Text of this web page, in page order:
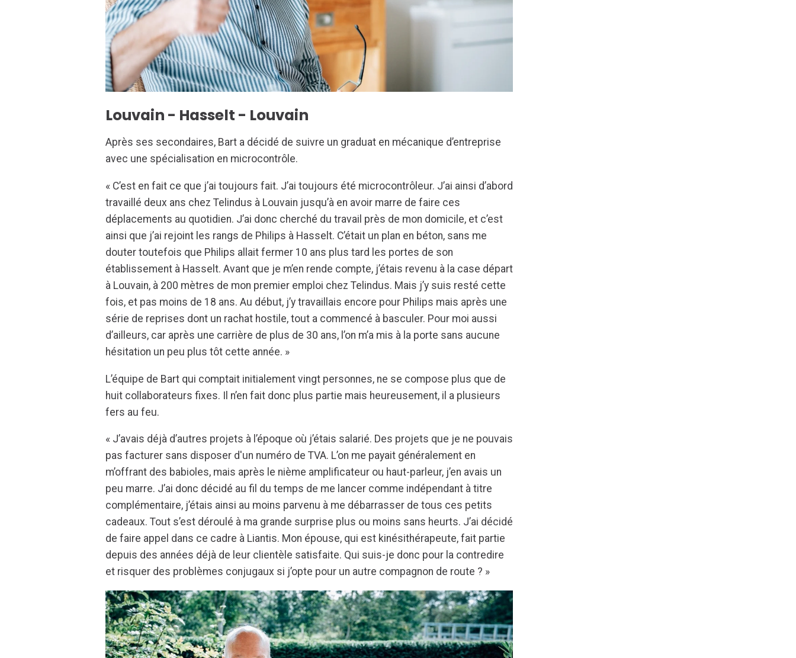
Louvain - Hasselt - Louvain
Après ses secondaires, Bart a décidé de suivre un graduat en mécanique d’entreprise
avec une spécialisation en microcontrôle.
« C’est en fait ce que j’ai toujours fait. J’ai toujours été microcontrôleur. J’ai ainsi d’abord
travaillé deux ans chez Telindus à Louvain jusqu’à en avoir marre de faire ces
déplacements au quotidien. J’ai donc cherché du travail près de mon domicile, et c’est
ainsi que j’ai rejoint les rangs de Philips à Hasselt. C’était un plan en béton, sans me
douter toutefois que Philips allait fermer 10 ans plus tard les portes de son
établissement à Hasselt. Avant que je m’en rende compte, j’étais revenu à la case départ
à Louvain, à 200 mètres de mon premier emploi chez Telindus. Mais j’y suis resté cette
fois, et pas moins de 18 ans. Au début, j’y travaillais encore pour Philips mais après une
série de reprises dont un rachat hostile, tout a commencé à basculer. Pour moi aussi
d’ailleurs, car après une carrière de plus de 30 ans, l’on m’a mis à la porte sans aucune
hésitation un peu plus tôt cette année. »
L’équipe de Bart qui comptait initialement vingt personnes, ne se compose plus que de
huit collaborateurs fixes. Il n’en fait donc plus partie mais heureusement, il a plusieurs
fers au feu.
« J’avais déjà d’autres projets à l’époque où j’étais salarié. Des projets que je ne pouvais
pas facturer sans disposer d'un numéro de TVA. L’on me payait généralement en
m’offrant des babioles, mais après le nième amplificateur ou haut-parleur, j’en avais un
peu marre. J’ai donc décidé au fil du temps de me lancer comme indépendant à titre
complémentaire, j’étais ainsi au moins parvenu à me débarrasser de tous ces petits
cadeaux. Tout s’est déroulé à ma grande surprise plus ou moins sans heurts. J’ai décidé
de faire appel dans ce cadre à Liantis. Mon épouse, qui est kinésithérapeute, fait partie
depuis des années déjà de leur clientèle satisfaite. Qui suis-je donc pour la contredire
et risquer des problèmes conjugaux si j’opte pour un autre compagnon de route ? »